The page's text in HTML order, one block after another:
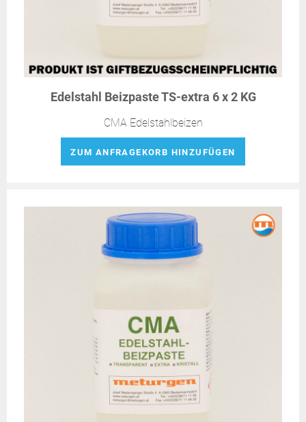
Edelstahl Beizpaste TS-extra 6 x 2 KG
CMA Edelstahlbeizen
ZUM ANFRAGEKORB HINZUFÜGEN